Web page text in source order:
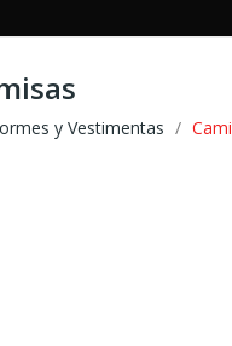
y Vestimentas